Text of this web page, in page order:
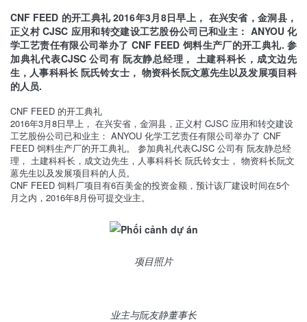
CNF FEED 的开工典礼 2016年3月8日早上， 在兴安省，金洞县，
正义村 CJSC 应用和转交建设工艺股份公司已和业主： ANYOU 化
学工艺责任有限公司举办了 CNF FEED 饲料生产厂的开工典礼. 参
加典礼代表CJSC 公司有 阮友静总经理， 土建科科长，成文边先
生，人事科科长 阮氏铃女士， 物资科长阮文蒽先生以及发展项目科
的人员.
CNF FEED 的开工典礼
2016年3月8日早上， 在兴安省，金洞县，正义村 CJSC 应用和转交建设
工艺股份公司已和业主： ANYOU 化学工艺责任有限公司举办了 CNF
FEED 饲料生产厂的开工典礼。 参加典礼代表CJSC 公司有 阮友静总经
理， 土建科科长，成文边先生，人事科科长 阮氏铃女士， 物资科长阮文
蒽先生以及发展项目科的人员。
CNF FEED 饲料厂项目有6百美金的投资金额，预计该厂建设时间在5个
月之内，2016年8月份可提交业主。
项目照片
业主与阮友静董事长